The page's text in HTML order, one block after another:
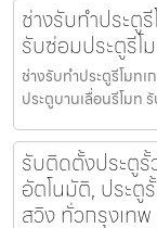
ช่างรับทำประตู
รับซ่อมประตูรีโ
ช่างรับทำประตูรีโมท
ประตูบานเลื่อนรีโมท
รับติดตั้งประตูรั้
อัตโนมัติ, ประตู
สวิง ทั่วกรุงเท